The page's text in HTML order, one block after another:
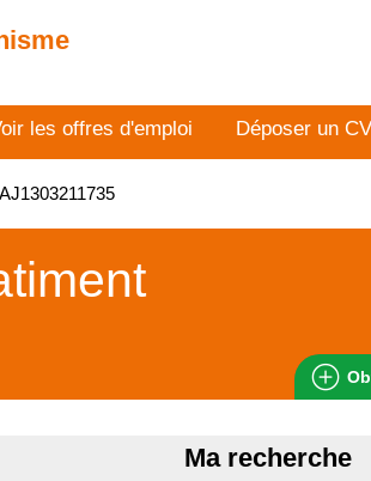
les offres d'emploi Déposer un CV
Ma recherche